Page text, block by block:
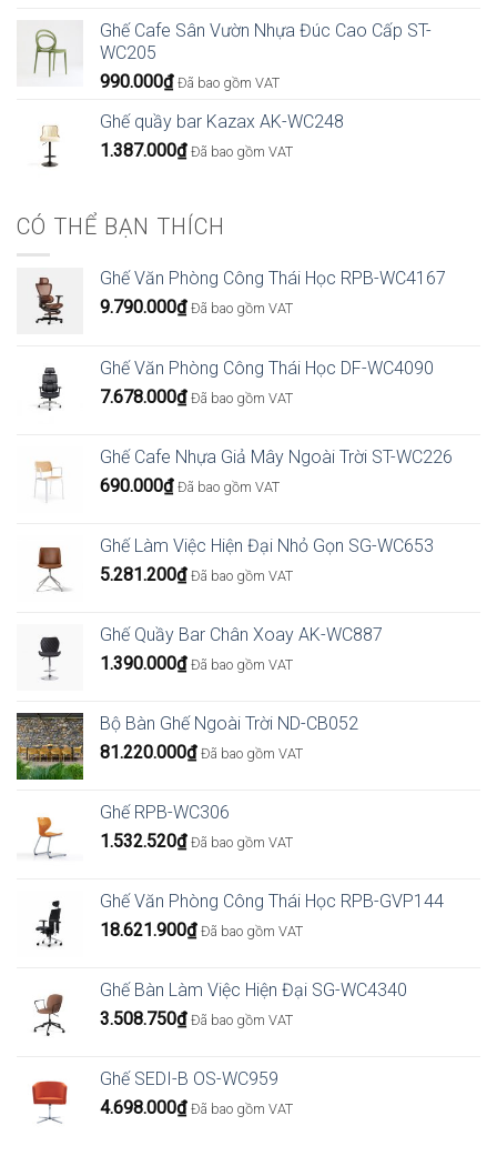
Ghế Cafe Sân Vườn Nhựa Đúc Cao Cấp ST-
WC205
990.000₫ Đã bao gồm VAT
Ghế quầy bar Kazax AK-WC248
1.387.000₫ Đã bao gồm VAT
CÓ THỂ BẠN THÍCH
Ghế Văn Phòng Công Thái Học RPB-WC4167
9.790.000₫ Đã bao gồm VAT
Ghế Văn Phòng Công Thái Học DF-WC4090
7.678.000₫ Đã bao gồm VAT
Ghế Cafe Nhựa Giả Mây Ngoài Trời ST-WC226
690.000₫ Đã bao gồm VAT
Ghế Làm Việc Hiện Đại Nhỏ Gọn SG-WC653
5.281.200₫ Đã bao gồm VAT
Ghế Quầy Bar Chân Xoay AK-WC887
1.390.000₫ Đã bao gồm VAT
Bộ Bàn Ghế Ngoài Trời ND-CB052
81.220.000₫ Đã bao gồm VAT
Ghế RPB-WC306
1.532.520₫ Đã bao gồm VAT
Ghế Văn Phòng Công Thái Học RPB-GVP144
18.621.900₫ Đã bao gồm VAT
Ghế Bàn Làm Việc Hiện Đại SG-WC4340
3.508.750₫ Đã bao gồm VAT
Ghế SEDI-B OS-WC959
4.698.000₫ Đã bao gồm VAT